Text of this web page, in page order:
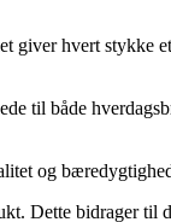
hvert stykke
til både
og
Dette bidrager til